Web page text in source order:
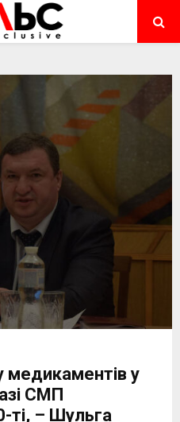
медикаментів у
СМП
ті, – Шульга